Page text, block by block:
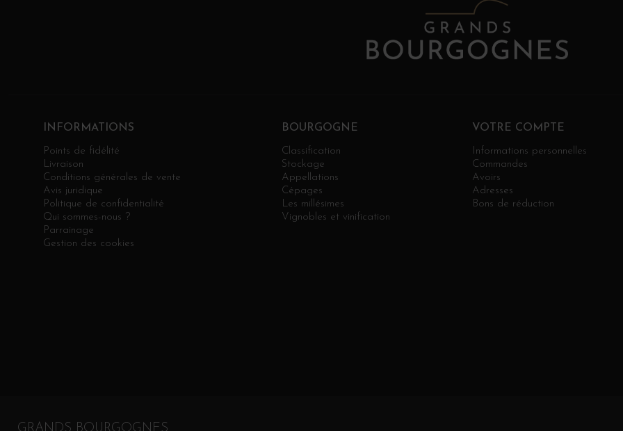
INFORMATIONS
Points de fidélité
Livraison
Conditions générales de vente
Avis juridique
Politique de confidentialité
Qui sommes-nous ?
Parrainage
Gestion des cookies
BOURGOGNE
Classification
Stockage
Appellations
Cépages
Les millésimes
Vignobles et vinification
VOTRE COMPTE
Informations personnelles
Commandes
Avoirs
Adresses
Bons de réduction